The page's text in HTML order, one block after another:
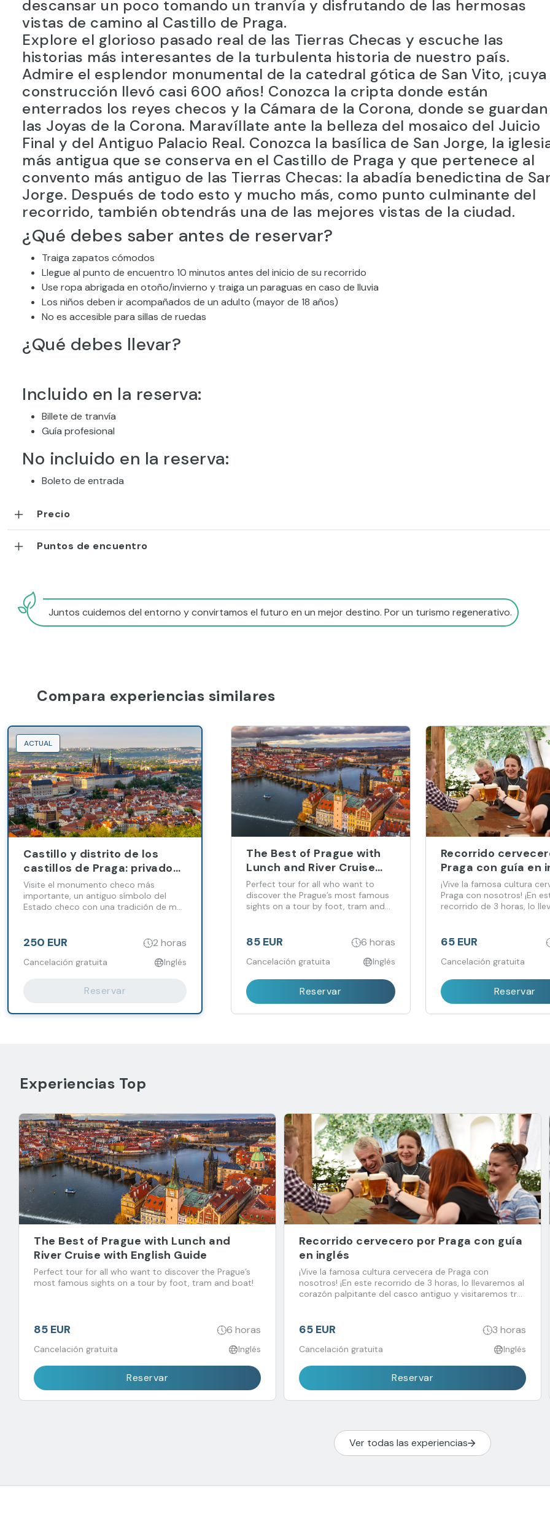
descansar un poco tomando un tranvía y disfrutando de las hermosas
vistas de camino al Castillo de Praga.
Explore el glorioso pasado real de las Tierras Checas y escuche las
historias más interesantes de la turbulenta historia de nuestro país.
Admire el esplendor monumental de la catedral gótica de San Vito, ¡cuya
construcción llevó casi 600 años! Conozca la cripta donde están
enterrados los reyes checos y la Cámara de la Corona, donde se guardan
las Joyas de la Corona. Maravíllate ante la belleza del mosaico del Juicio
Final y del Antiguo Palacio Real. Conozca la basílica de San Jorge, la
más antigua que se conserva en el Castillo de Praga y que pertenece al
convento más antiguo de las Tierras Checas: la abadía benedictina de
Jorge. Después de todo esto y mucho más, como punto culminante del
recorrido, también obtendrás una de las mejores vistas de la ciudad.
¿Qué debes saber antes de reservar?
Traiga zapatos cómodos
Llegue al punto de encuentro 10 minutos antes del inicio de su recorrido
Use ropa abrigada en otoño/invierno y traiga un paraguas en caso de lluvia
Los niños deben ir acompañados de un adulto (mayor de 18 años)
No es accesible para sillas de ruedas
¿Qué debes llevar?
Incluido en la reserva:
Billete de tranvía
Guía profesional
No incluido en la reserva:
Boleto de entrada
Precio
Puntos de encuentro
Juntos cuidemos del entorno y convirtamos el futuro en un mejor destino. Por un turismo regenerativo.
Compara experiencias similares
ACTUAL
Castillo y distrito de los
castillos de Praga: privado
con guía en inglés
Visite el monumento checo más
importante, un antiguo símbolo del
Estado checo con una tradición de más
gobernaron las Tierras Checas desde lo
250 EUR 2 horas
Cancelación gratuita Inglés
Reservar
The Best of Prague with
Lunch and River Cruise
with English Guide
Perfect tour for all who want to
discover the Prague’s most famous
sights on a tour by foot, tram and
85 EUR 6 horas
Cancelación gratuita Inglés
Reservar
Recorrido
Praga con guía en
¡Vive la famosa cultura
Praga con nosotros! ¡En
recorrido de 3 horas, lo
locales diferentes con un
ambiente tradicional!
famosa cerveza checa,
elaboración de una
65 EUR
Cancelación gratuita
Reservar
Experiencias Top
The Best of Prague with Lunch and
River Cruise with English Guide
Perfect tour for all who want to discover the Prague’s
most famous sights on a tour by foot, tram and boat!
85 EUR 6 horas
Cancelación gratuita Inglés
Reservar
Recorrido cervecero por Praga con guía
en inglés
¡Vive la famosa cultura cervecera de Praga con
nosotros! ¡En este recorrido de 3 horas, lo llevaremos al
corazón palpitante del casco antiguo y visitaremos tres
sobre la larga historia de la elaboración de una
65 EUR 3 horas
Cancelación gratuita Inglés
Reservar
Ver todas las experiencias